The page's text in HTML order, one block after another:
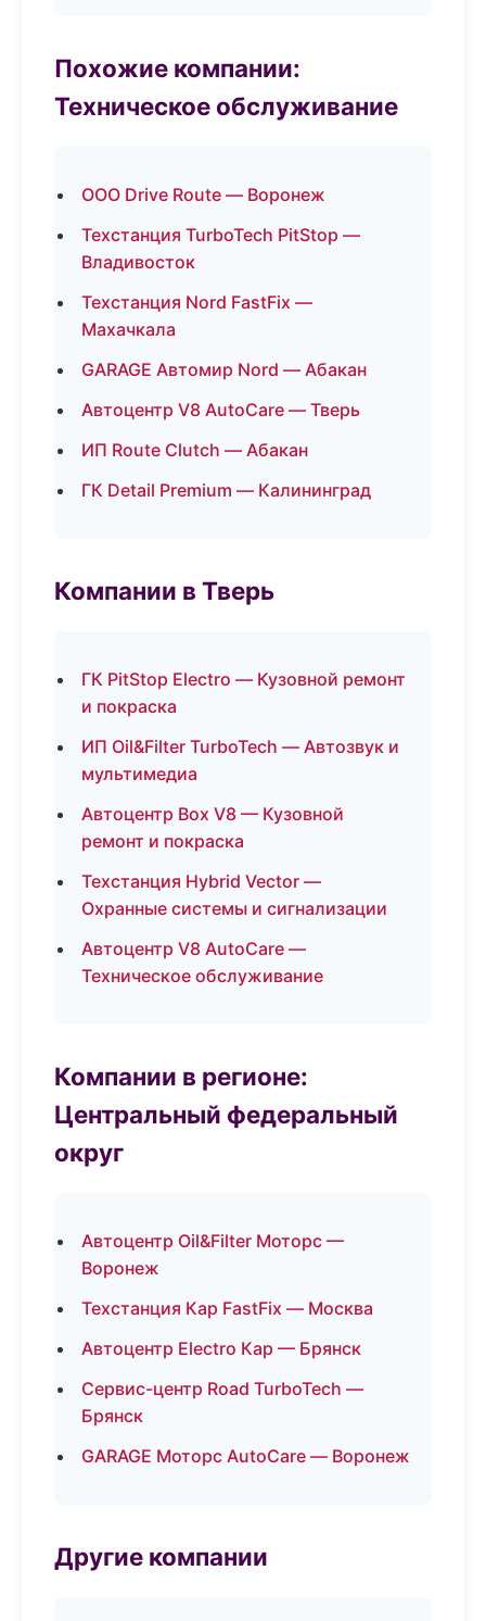
Похожие компании:
Техническое обслуживание
ООО Drive Route — Воронеж
Техстанция TurboTech PitStop —
Владивосток
Техстанция Nord FastFix —
Махачкала
GARAGE Автомир Nord — Абакан
Автоцентр V8 AutoCare — Тверь
ИП Route Clutch — Абакан
ГК Detail Premium — Калининград
Компании в Тверь
ГК PitStop Electro — Кузовной ремонт
и покраска
ИП Oil&Filter TurboTech — Автозвук и
мультимедиа
Автоцентр Box V8 — Кузовной
ремонт и покраска
Техстанция Hybrid Vector —
Охранные системы и сигнализации
Автоцентр V8 AutoCare —
Техническое обслуживание
Компании в регионе:
Центральный федеральный
округ
Автоцентр Oil&Filter Моторс —
Воронеж
Техстанция Кар FastFix — Москва
Автоцентр Electro Кар — Брянск
Сервис-центр Road TurboTech —
Брянск
GARAGE Моторс AutoCare — Воронеж
Другие компании